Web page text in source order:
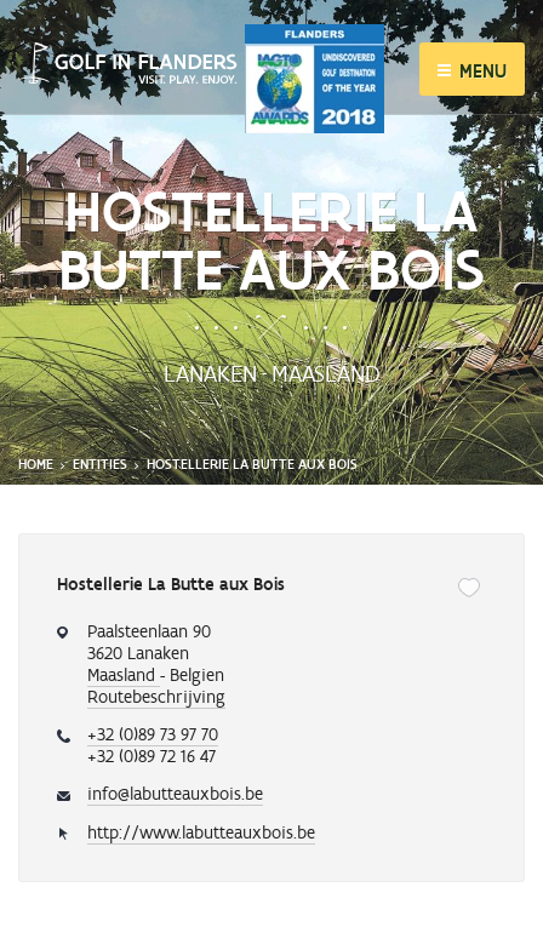
MENU
HOSTELLERIE LA
BUTTE AUX BOIS
LANAKEN-MAASLAND
HOME ENTITIES HOSTELLERIE LA BUTTE AUX BOIS
Hostellerie La Butte aux Bois
knop
verwijdert
voegt
een
activiteit
toe
je
Paalsteenlaan 90
3620 Lanaken
Maasland - Belgien
Routebeschrijving
+32 (0)89 73 97 70
+32 (0)89 72 16 47
info@labutteauxbois.be
http://www.labutteauxbois.be